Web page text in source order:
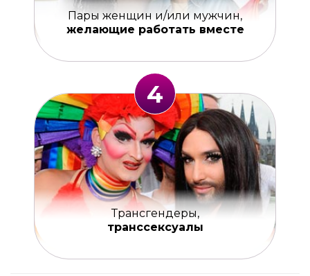
Пары женщин и/или мужчин,
желающие работать вместе
4
Трансгендеры,
транссексуалы